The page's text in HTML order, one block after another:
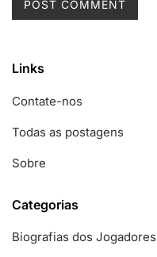
Links
Contate-nos
Todas as postagens
Sobre
Categorias
Biografias dos Jogadores